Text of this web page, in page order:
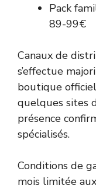
Pack
89-99€
Canaux de
s’effectue
boutique
quelques sites
présence
spécialisés.
Conditions de
mois limitée